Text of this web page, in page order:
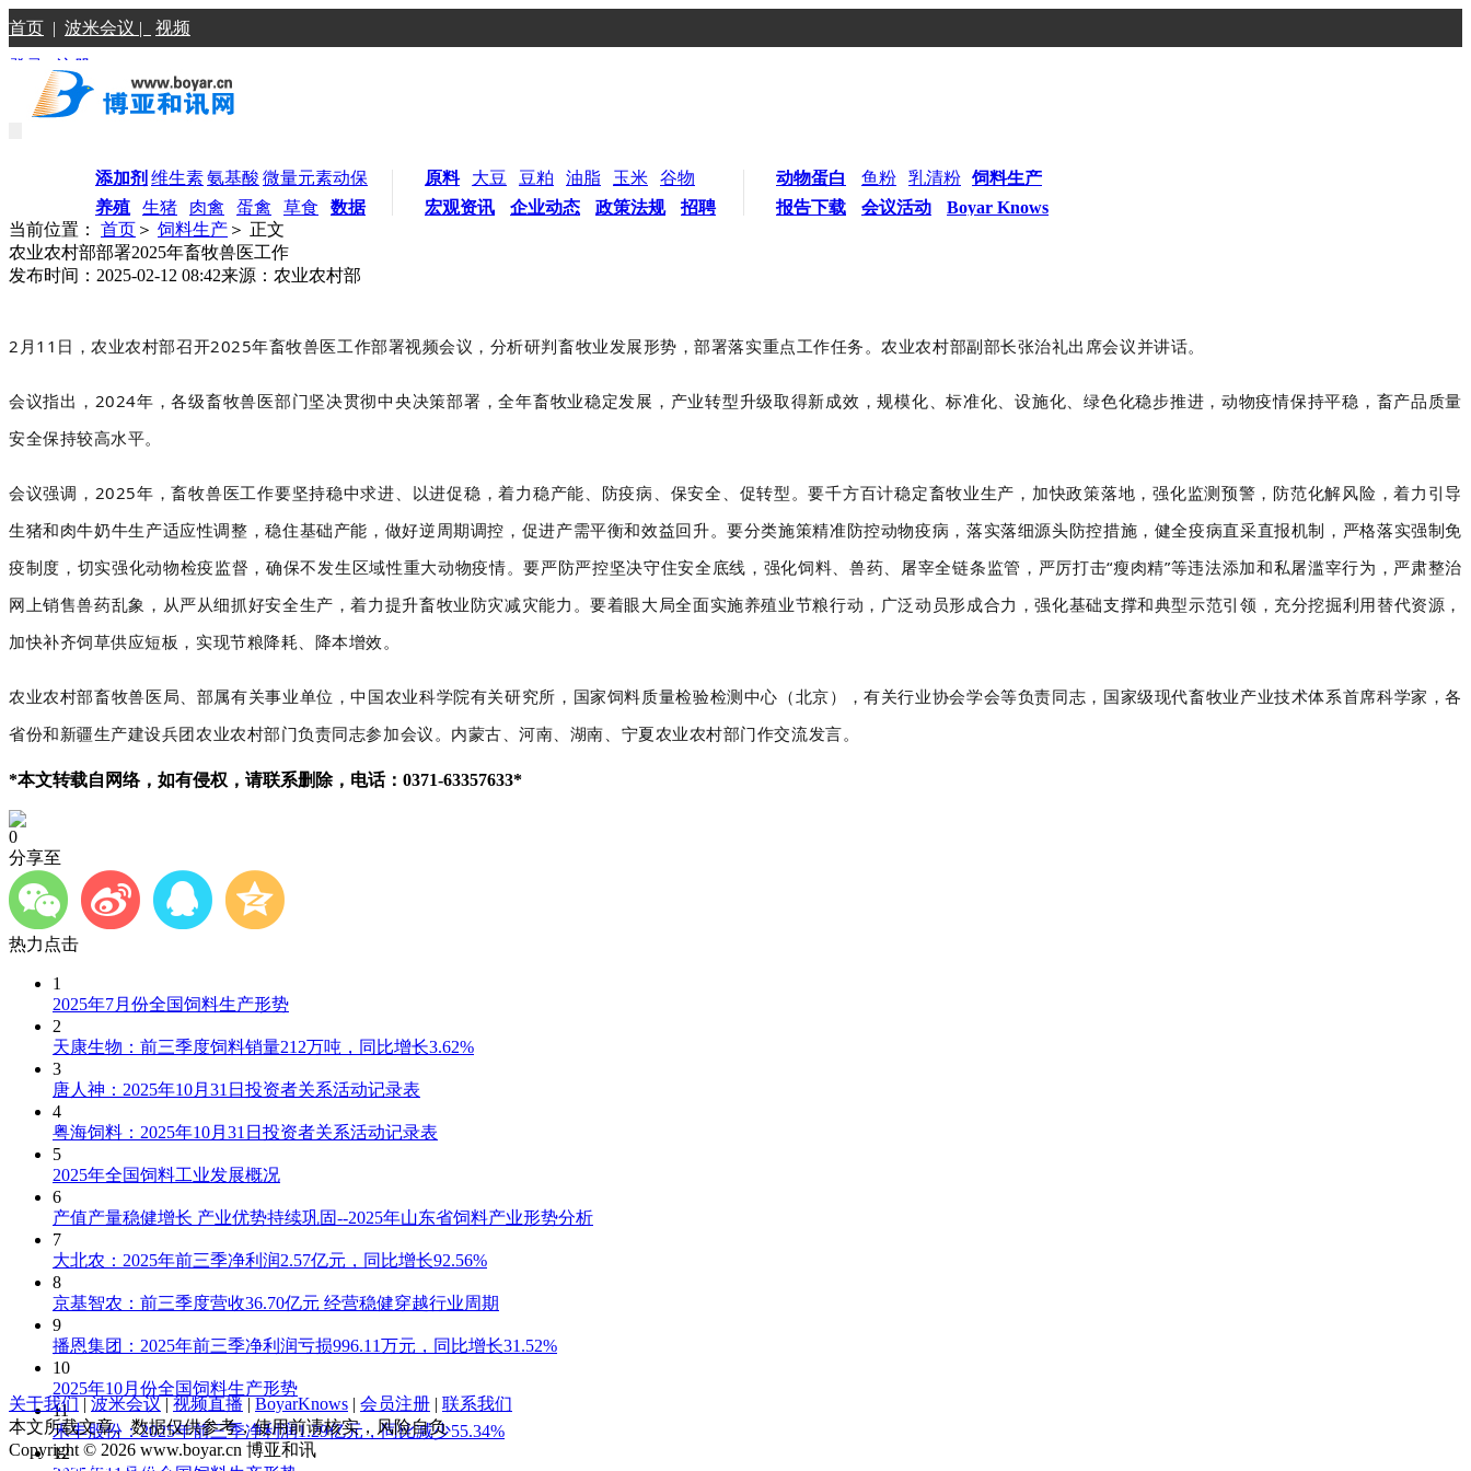
首页 | 波米会议 | 视频
登录 |注册
添加剂 维生素氨基酸 微量元素动保
养殖
生猪 肉禽 蛋禽 草食 数据
原料 大豆 豆粕 油脂 玉米
谷物
宏观资讯
企业动态 政策法规 招聘
动物蛋白 鱼粉 乳清粉 饲料生产
报告下载
会议活动
Boyar Knows
当前位置： 首页 ＞ 饲料生产 ＞ 正文
农业农村部部署2025年畜牧兽医工作
发布时间：2025-02-12 08:42来源：农业农村部
2月11日，农业农村部召开2025年畜牧兽医工作部署视频会议，分析研判畜牧业发展形势，部署落实重点工作任务。农业农村部副部长张治礼出席会议并讲话。
会议指出，2024年，各级畜牧兽医部门坚决贯彻中央决策部署，全年畜牧业稳定发展，产业转型升级取得新成效，规模化、标准化、设施化、绿色化稳步推进，动物疫情保持平稳，畜产品质量
安全保持较高水平。
会议强调，2025年，畜牧兽医工作要坚持稳中求进、以进促稳，着力稳产能、防疫病、保安全、促转型。要千方百计稳定畜牧业生产，加快政策落地，强化监测预警，防范化解风险，着力引导
生猪和肉牛奶牛生产适应性调整，稳住基础产能，做好逆周期调控，促进产需平衡和效益回升。要分类施策精准防控动物疫病，落实落细源头防控措施，健全疫病直采直报机制，严格落实强制免
疫制度，切实强化动物检疫监督，确保不发生区域性重大动物疫情。要严防严控坚决守住安全底线，强化饲料、兽药、屠宰全链条监管，严厉打击“瘦肉精”等违法添加和私屠滥宰行为，严肃整治
网上销售兽药乱象，从严从细抓好安全生产，着力提升畜牧业防灾减灾能力。要着眼大局全面实施养殖业节粮行动，广泛动员形成合力，强化基础支撑和典型示范引领，充分挖掘利用替代资源，
加快补齐饲草供应短板，实现节粮降耗、降本增效。
农业农村部畜牧兽医局、部属有关事业单位，中国农业科学院有关研究所，国家饲料质量检验检测中心（北京），有关行业协会学会等负责同志，国家级现代畜牧业产业技术体系首席科学家，各
省份和新疆生产建设兵团农业农村部门负责同志参加会议。内蒙古、河南、湖南、宁夏农业农村部门作交流发言。
*本文转载自网络，如有侵权，请联系删除，电话：0371-63357633*
0
分享至
热力点击
1
2025年7月份全国饲料生产形势
2
天康生物：前三季度饲料销量212万吨，同比增长3.62%
3
唐人神：2025年10月31日投资者关系活动记录表
4
粤海饲料：2025年10月31日投资者关系活动记录表
5
2025年全国饲料工业发展概况
6
产值产量稳健增长 产业优势持续巩固--2025年山东省饲料产业形势分析
7
大北农：2025年前三季净利润2.57亿元，同比增长92.56%
8
京基智农：前三季度营收36.70亿元 经营稳健穿越行业周期
9
播恩集团：2025年前三季净利润亏损996.11万元，同比增长31.52%
10
2025年10月份全国饲料生产形势
11
禾丰股份：2025年前三季净利润1.29亿元，同比减少55.34%
12
关于我们 | 波米会议 | 视频直播 | BoyarKnows | 会员注册 | 联系我们
本文所载文章、数据仅供参考，使用前请核实，风险自负
Copyright © 2026 www.boyar.cn 博亚和讯